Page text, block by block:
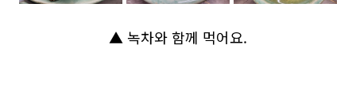
▲ 녹차와 함께 먹어요.